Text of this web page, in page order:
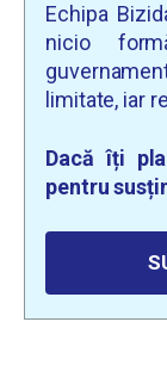
Echipa
nicio
limitate, iar
Dacă îți
pentru